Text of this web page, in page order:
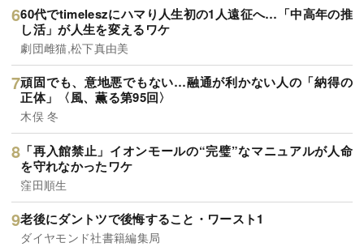
60代でtimeleszにハマり人生初の1人遠征へ…「中高年の推
し活」が人生を変えるワケ
劇団雌猫,松下真由美
頑固でも、意地悪でもない…融通が利かない人の「納得の
正体」〈風、薫る第95回〉
木俣 冬
「再入館禁止」イオンモールの“完璧”なマニュアルが人命
を守れなかったワケ
窪田順生
老後にダントツで後悔すること・ワースト1
ダイヤモンド社書籍編集局